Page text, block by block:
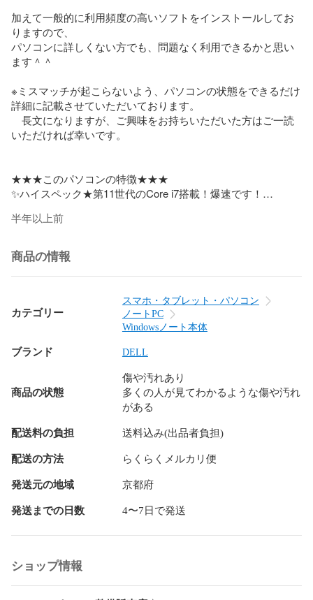
加えて一般的に利用頻度の高いソフトをインストールしてお
りますので、
パソコンに詳しくない方でも、問題なく利用できるかと思い
ます＾＾
※ミスマッチが起こらないよう、パソコンの状態をできるだけ
詳細に記載させていただいております。
長文になりますが、ご興味をお持ちいただいた方はご一読
いただければ幸いです。
★★★このパソコンの特徴★★★
✨ハイスペック★第11世代のCore i7搭載！爆速です！
も長時間利用可♪
きます！
✨ある程度の画像・動画編集やオンラインゲームにも使えま
す！
☘️モデル名：Latitude 5320 P138G
☘️CPU：インテル Core i7-1185G7 3.00GHz / 4コア8スレッド
ターボ時最大4.80GHz
☘️メモリ：16GB（オンボード）
☘️ストレージ：SSD512GB（PCIe / NVMe）
☘️サイズ：幅：305.7mm / 奥行：207.5mm / 高さ:16.96mm
い）
☘️グラフィック ：	インテルIris Xeグラフィックス
☘️インターフェイス：
半年以上前
商品の情報
カテゴリー
スマホ・タブレット・パソコン
ノートPC
Windowsノート本体
ブランド DELL
商品の状態
傷や汚れあり
多くの人が見てわかるような傷や汚れ
がある
配送料の負担 送料込み(出品者負担)
配送の方法 らくらくメルカリ便
発送元の地域 京都府
発送までの日数 4〜7日で発送
ショップ情報